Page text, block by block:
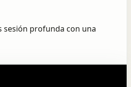
sesión profunda con una